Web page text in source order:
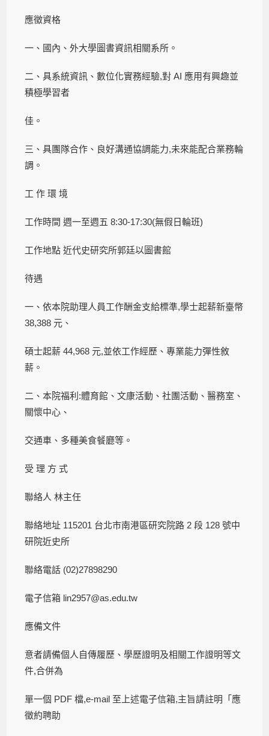
應徵資格
一、國內、外大學圖書資訊相關系所。
二、具系統資訊、數位化實務經驗,對 AI 應用有興趣並
積極學習者
佳。
三、具團隊合作、良好溝通協調能力,未來能配合業務輪
調。
工 作 環 境
工作時間 週一至週五 8:30-17:30(無假日輪班)
工作地點 近代史研究所郭廷以圖書館
待遇
一、依本院助理人員工作酬金支給標準,學士起薪新臺幣
38,388 元、
碩士起薪 44,968 元,並依工作經歷、專業能力彈性敘
薪。
二、本院福利:體育館、文康活動、社團活動、醫務室、
關懷中心、
交通車、多種美食餐廳等。
受 理 方 式
聯絡人 林主任
聯絡地址 115201 台北市南港區研究院路 2 段 128 號中
研院近史所
聯絡電話 (02)27898290
電子信箱 lin2957@as.edu.tw
應備文件
意者請備個人自傳履歷、學歷證明及相關工作證明等文
件,合併為
單一個 PDF 檔,e-mail 至上述電子信箱,主旨請註明「應
徵約聘助